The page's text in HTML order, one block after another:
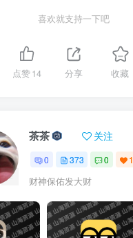
喜欢就支持一下吧
点赞14 分享 收藏
茶茶 关注
0 373 0 1
财神保佑发大财